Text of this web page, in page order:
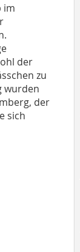
im
der
zu
wurden
der
sich